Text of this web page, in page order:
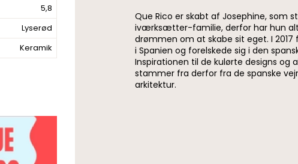
5,8
Lyserød
Keramik
Que Rico er skabt af Josephine, som
iværksætter-familie, derfor har hun
drømmen om at skabe sit eget. I
i Spanien og forelskede sig i den
Inspirationen til de kulørte designs og
stammer fra derfor fra de spanske
arkitektur.